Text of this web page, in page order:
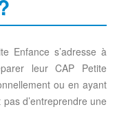
Enfance s’adresse à
leur CAP Petite
ou en ayant
d’entreprendre une